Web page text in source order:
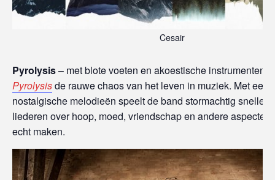
Cesair
Pyrolysis– met blote voeten en akoestische instrumenten
Pyrolysisde rauwe chaos van het leven in muziek. Met een
nostalgische melodieën speelt de band stormachtig snelle
liederen over hoop, moed, vriendschap en andere aspecten
echt maken.